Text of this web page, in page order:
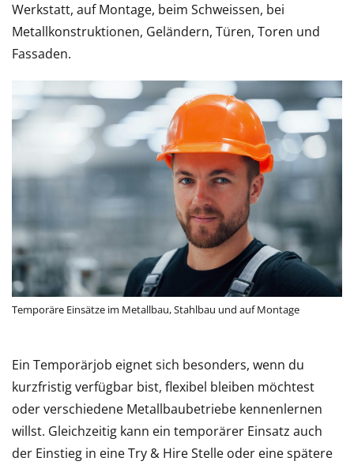
Werkstatt, auf Montage, beim Schweissen, bei
Metallkonstruktionen, Geländern, Türen, Toren und
Fassaden.
Temporäre Einsätze im Metallbau, Stahlbau und auf Montage
Ein Temporärjob eignet sich besonders, wenn du
kurzfristig verfügbar bist, flexibel bleiben möchtest
oder verschiedene Metallbaubetriebe kennenlernen
willst. Gleichzeitig kann ein temporärer Einsatz auch
der Einstieg in eine Try & Hire Stelle oder eine spätere